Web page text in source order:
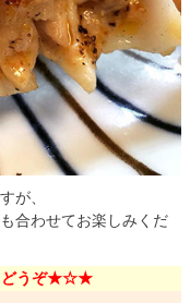
が、
合わせてお楽しみくだ
どうぞ★☆★